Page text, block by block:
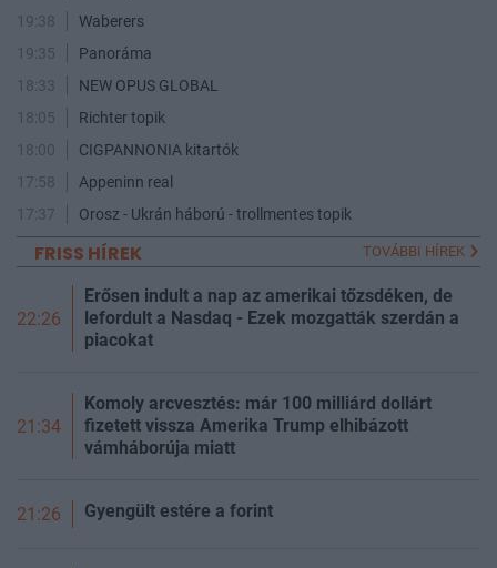
19:38
Waberers
19:35
Panoráma
18:33
NEW OPUS GLOBAL
18:05
Richter topik
18:00
CIGPANNONIA kitartók
17:58
Appeninn real
17:37
Orosz - Ukrán háború - trollmentes topik
FRISS HÍREK TOVÁBBI HÍREK
22:26
Erősen indult a nap az amerikai tőzsdéken, de
lefordult a Nasdaq - Ezek mozgatták szerdán a
piacokat
21:34
Komoly arcvesztés: már 100 milliárd dollárt
fizetett vissza Amerika Trump elhibázott
vámháborúja miatt
21:26 Gyengült estére a forint